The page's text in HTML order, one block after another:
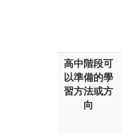
高中階段可
以準備的學
習方法或方
向